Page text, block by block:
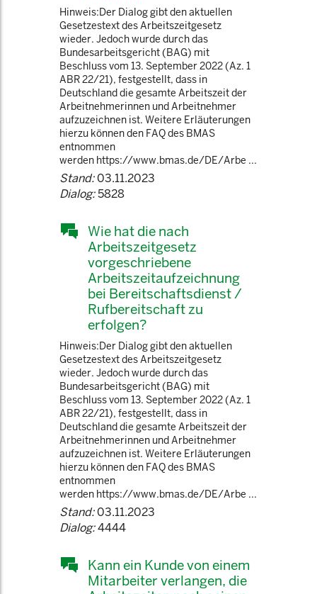
Hinweis:Der Dialog gibt den aktuellen
Gesetzestext des Arbeitszeitgesetz
wieder. Jedoch wurde durch das
Bundesarbeitsgericht (BAG) mit
Beschluss vom 13. September 2022 (Az. 1
ABR 22/21), festgestellt, dass in
Deutschland die gesamte Arbeitszeit der
Arbeitnehmerinnen und Arbeitnehmer
aufzuzeichnen ist. Weitere Erläuterungen
hierzu können den FAQ des BMAS
entnommen
werden https://www.bmas.de/DE/Arbe ...
Stand:03.11.2023
Dialog:5828
Wie hat die nach
Arbeitszeitgesetz
vorgeschriebene
Arbeitszeitaufzeichnung
bei Bereitschaftsdienst /
Rufbereitschaft zu
erfolgen?
Hinweis:Der Dialog gibt den aktuellen
Gesetzestext des Arbeitszeitgesetz
wieder. Jedoch wurde durch das
Bundesarbeitsgericht (BAG) mit
Beschluss vom 13. September 2022 (Az. 1
ABR 22/21), festgestellt, dass in
Deutschland die gesamte Arbeitszeit der
Arbeitnehmerinnen und Arbeitnehmer
aufzuzeichnen ist. Weitere Erläuterungen
hierzu können den FAQ des BMAS
entnommen
werden https://www.bmas.de/DE/Arbe ...
Stand:03.11.2023
Dialog:4444
Kann ein Kunde von einem
Mitarbeiter verlangen, die